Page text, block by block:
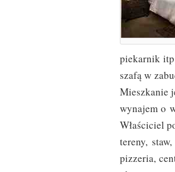
piekarnik
szafą w
Mieszkanie
wynajem o
Właściciel
tereny,
pizzeria,